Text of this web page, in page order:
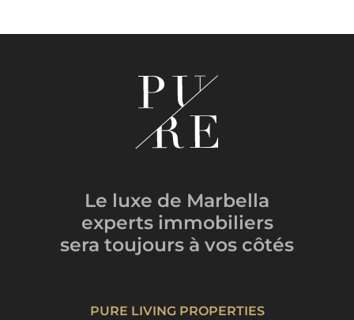
Le luxe de Marbella
experts immobiliers
sera toujours à vos côtés
PURE LIVING PROPERTIES